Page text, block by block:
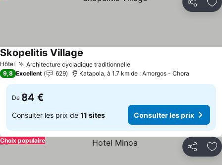
Partager
Hôtel Architecture cycladique traditionnelleConsulter les prix
Skopelitis Village
9,8 Excellent 629 Katapola, à 1.7 km de : Amorgos - Chora
De 84 €
Consulter les prix de 11 sites Consulter les prix
Partager
Choix populaire